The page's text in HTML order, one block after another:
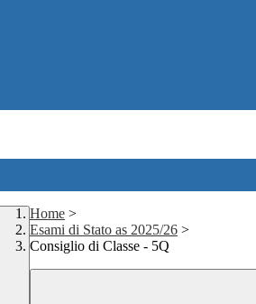
Home >
Esami di Stato as 2025/26 >
Consiglio di Classe - 5Q